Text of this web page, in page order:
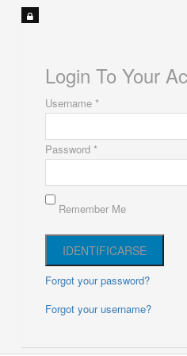
Login To Your
Username *
Password *
Remember Me
Forgot your password?
Forgot your username?